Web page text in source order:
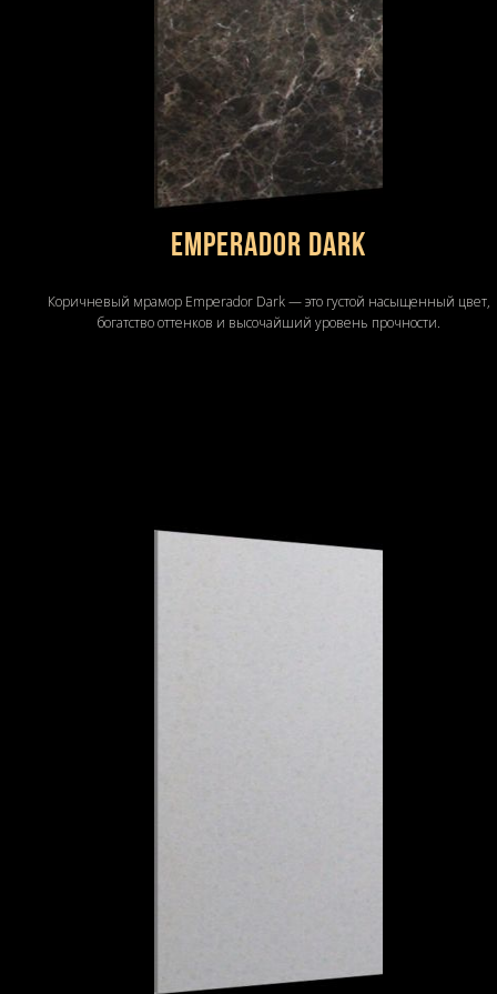
Emperador Dark
Коричневый мрамор Emperador Dark — это густой насыщенный цвет,
богатство оттенков и высочайший уровень прочности.